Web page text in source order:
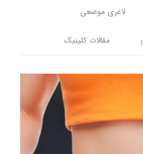
لاغری موضعی
مقالات کلینیک